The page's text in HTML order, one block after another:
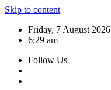
Skip to content
Friday, 7 August 2026
6:29 am
Follow Us